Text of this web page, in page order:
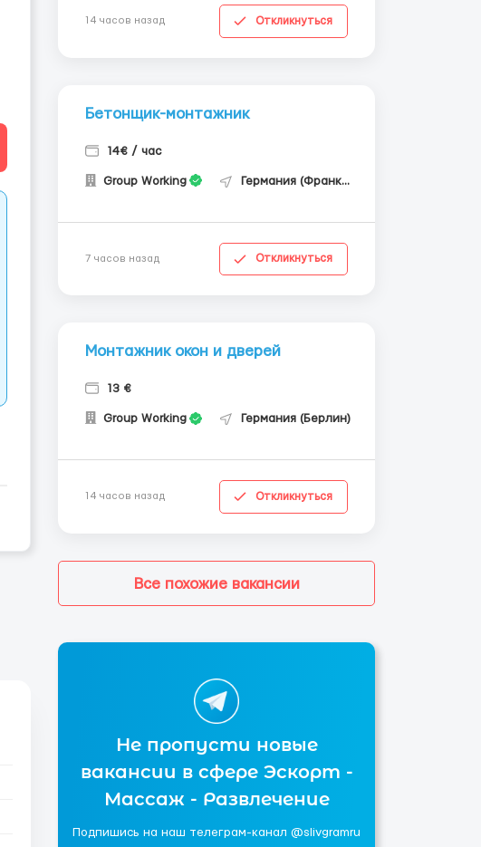
14 часов назад Откликнуться
Бетонщик-монтажник
14€ / час
Group Working Германия (Франкфурт-на-Майне)
7 часов назад Откликнуться
Монтажник окон и дверей
13 €
Group Working Германия (Берлин)
14 часов назад Откликнуться
Все похожие вакансии
Не пропусти новые
вакансии в сфере Эскорт -
Массаж - Развлечение
Подпишись на наш телеграм-канал @slivgramru